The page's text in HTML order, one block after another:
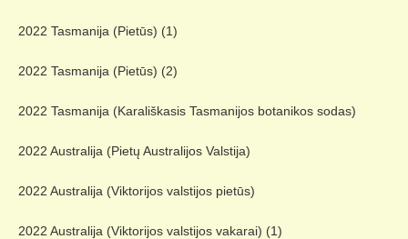
2022 Tasmanija (Pietūs) (1)
2022 Tasmanija (Pietūs) (2)
2022 Tasmanija (Karališkasis Tasmanijos botanikos sodas)
2022 Australija (Pietų Australijos Valstija)
2022 Australija (Viktorijos valstijos pietūs)
2022 Australija (Viktorijos valstijos vakarai) (1)